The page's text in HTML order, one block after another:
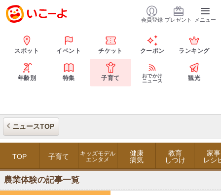
会員登録 プレゼント メニュー
スポット イベント チケット クーポン ランキング
年齢別 特集 子育て
おでかけ
ニュース
観光
ニュースTOP
TOP 子育て
キッズモデル
エンタメ
健康
病気
教育
しつけ
家事
レシ
農業体験の記事一覧